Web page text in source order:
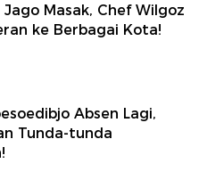
Jago Masak, Chef Wilgoz
ke Berbagai Kota!
Absen Lagi,
Tunda-tunda